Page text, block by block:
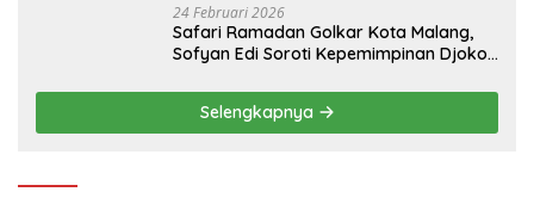
24 Februari 2026
Safari Ramadan Golkar Kota Malang,
Sofyan Edi Soroti Kepemimpinan Djoko
Selengkapnya